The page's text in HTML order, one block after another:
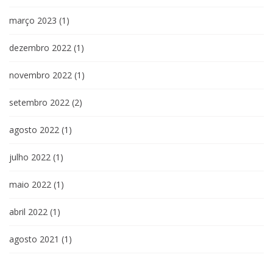
março 2023 (1)
dezembro 2022 (1)
novembro 2022 (1)
setembro 2022 (2)
agosto 2022 (1)
julho 2022 (1)
maio 2022 (1)
abril 2022 (1)
agosto 2021 (1)